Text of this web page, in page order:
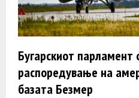
Бугарскиот парламент
распоредување на
базата Безмер